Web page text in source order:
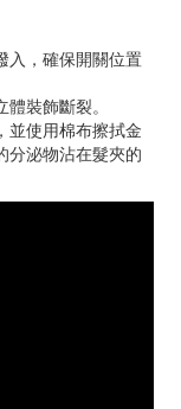
入，確保開關位置
裝飾斷裂。
並使用棉布擦拭金
分泌物沾在髮夾的